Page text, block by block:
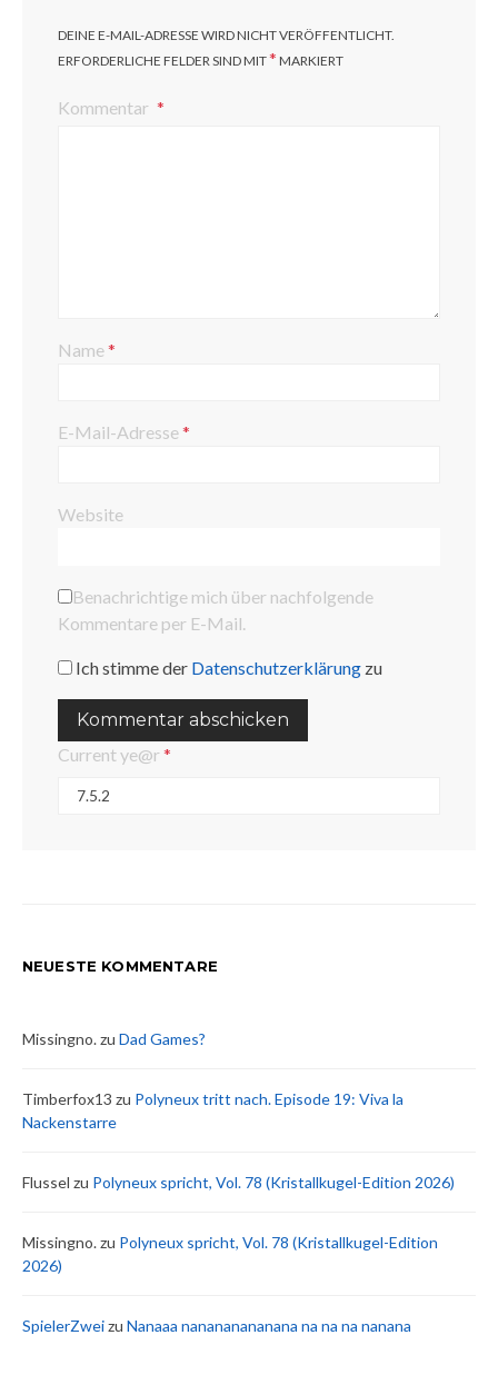
DEINE E-MAIL-ADRESSE WIRD NICHT VERÖFFENTLICHT.
ERFORDERLICHE FELDER SIND MIT* MARKIERT
Kommentar
Name*
E-Mail-Adresse*
Website
Benachrichtige mich über nachfolgende
Kommentare per E-Mail.
Ich stimme der Datenschutzerklärung zu
Current ye@r *
NEUESTE KOMMENTARE
Missingno.zu Dad Games?
Timberfox13 zu Polyneux tritt nach. Episode 19: Viva la
Nackenstarre
Flussel zu Polyneux spricht, Vol. 78 (Kristallkugel-Edition 2026)
Missingno.zu Polyneux spricht, Vol. 78 (Kristallkugel-Edition
2026)
SpielerZweizu Nanaaa nanananananana na na na nanana